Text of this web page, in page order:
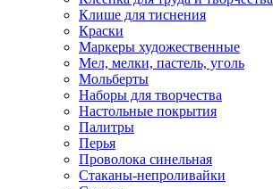
Клише для тиснения
Краски
Маркеры художественные
Мел, мелки, пастель, уголь
Мольберты
Наборы для творчества
Настольные покрытия
Палитры
Перья
Проволока синельная
Стаканы-непроливайки